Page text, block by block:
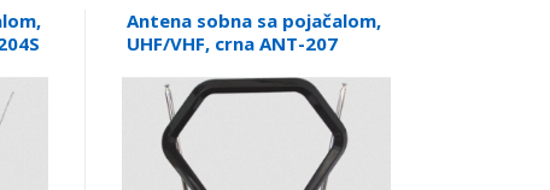
Antena sobna sa pojačalom,
UHF/VHF, crna ANT-207